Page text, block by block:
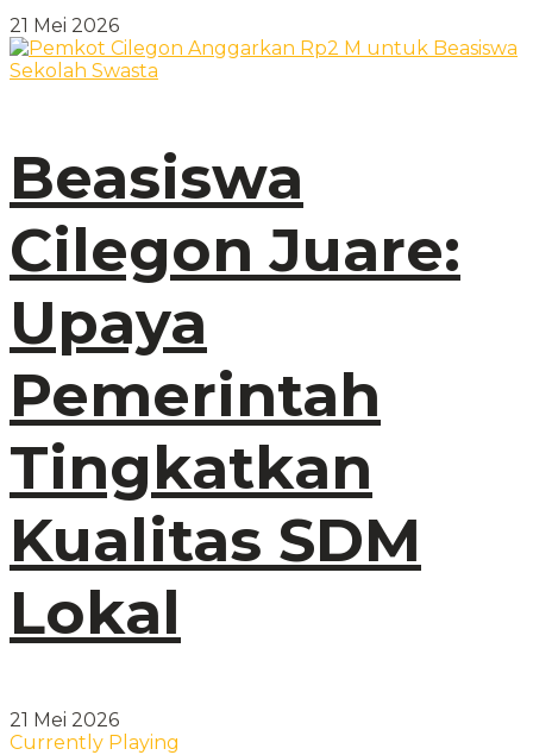
21 Mei 2026
Beasiswa
Cilegon Juare:
Upaya
Pemerintah
Tingkatkan
Kualitas SDM
Lokal
21 Mei 2026
Currently Playing